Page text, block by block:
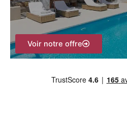
e
r
:
Voir notre offre